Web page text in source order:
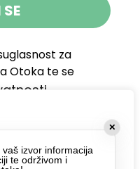
browsing experience,
and analyze our
za
Otoka te se
✕
izvor informacija
te održivom i